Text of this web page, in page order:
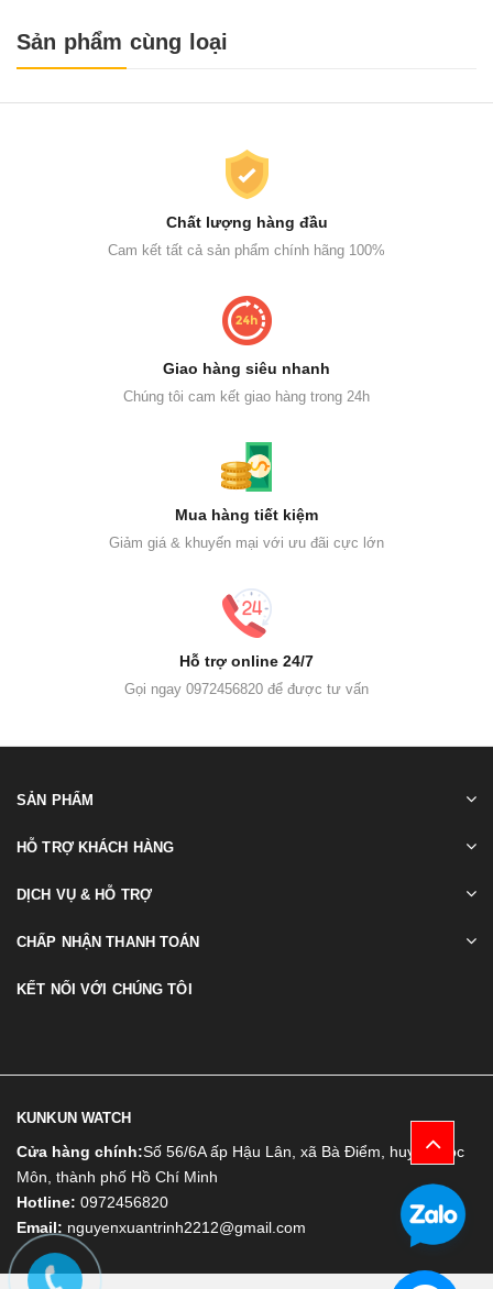
Sản phẩm cùng loại
Chất lượng hàng đầu
Cam kết tất cả sản phẩm chính hãng 100%
Giao hàng siêu nhanh
Chúng tôi cam kết giao hàng trong 24h
Mua hàng tiết kiệm
Giảm giá & khuyến mại với ưu đãi cực lớn
Hỗ trợ online 24/7
Gọi ngay 0972456820 để được tư vấn
SẢN PHẨM
HỖ TRỢ KHÁCH HÀNG
DỊCH VỤ & HỖ TRỢ
CHẤP NHẬN THANH TOÁN
KẾT NỐI VỚI CHÚNG TÔI
KUNKUN WATCH
Cửa hàng chính:Số 56/6A ấp Hậu Lân, xã Bà Điểm, huyện Hóc
Môn, thành phố Hồ Chí Minh
Hotline: 0972456820
Email: nguyenxuantrinh2212@gmail.com